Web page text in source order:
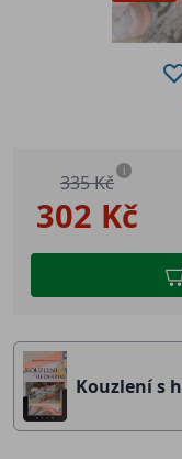
302 Kč
335 Kč i
Kouzlení s